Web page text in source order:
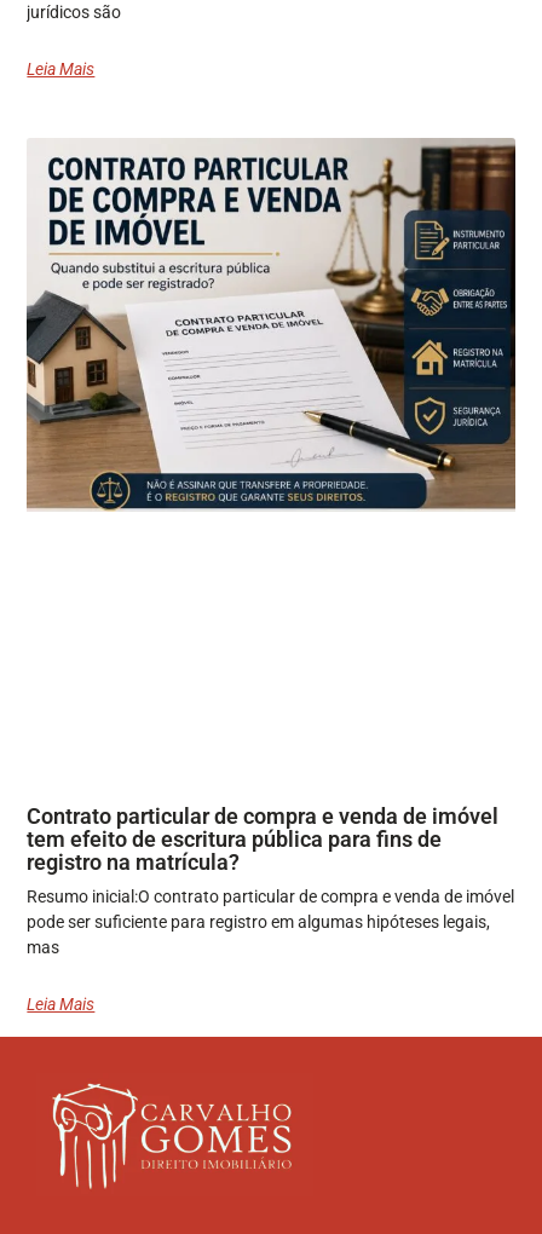
jurídicos são
Leia Mais
Contrato particular de compra e venda de imóvel
tem efeito de escritura pública para fins de
registro na matrícula?
Resumo inicial:O contrato particular de compra e venda de imóvel
pode ser suficiente para registro em algumas hipóteses legais,
mas
Leia Mais